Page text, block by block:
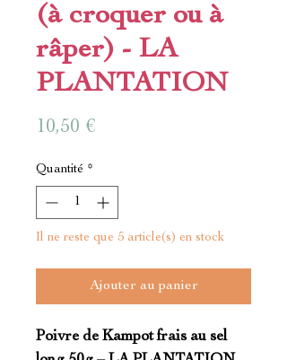
(à croquer ou à
râper) - LA
PLANTATION
10,50 €Prix
Quantité *
Il ne reste que 5 article(s) en stock
Ajouter au panier
Poivre de Kampot frais au sel